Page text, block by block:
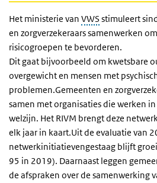
Het ministerie van VWS stimuleert
en zorgverzekeraars samenwerken
risicogroepen te bevorderen.
Dit gaat bijvoorbeeld om kwetsbare
overgewicht en mensen met
problemen.Gemeenten en
samen met organisaties die werken
welzijn. Het RIVM brengt deze
elk jaar in kaart.Uit de evaluatie van
netwerkinitiatievengestaag blijft
95 in 2019). Daarnaast leggen
de afspraken over de samenwerking